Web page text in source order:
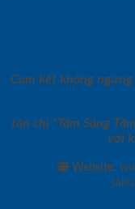
Cam kết không
tôn chỉ “Tâm Sáng
với
Website: